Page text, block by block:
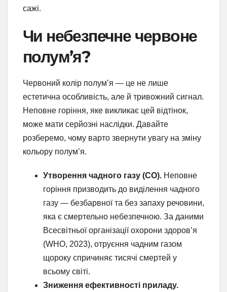
сажі.
Чи небезпечне червоне
полум’я?
Червоний колір полум’я — це не лише
естетична особливість, але й тривожний сигнал.
Неповне горіння, яке викликає цей відтінок,
може мати серйозні наслідки. Давайте
розберемо, чому варто звернути увагу на зміну
кольору полум’я.
Утворення чадного газу (CO). Неповне
горіння призводить до виділення чадного
газу — безбарвної та без запаху речовини,
яка є смертельно небезпечною. За даними
Всесвітньої організації охорони здоров’я
(WHO, 2023), отруєння чадним газом
щороку спричиняє тисячі смертей у
всьому світі.
Зниження ефективності приладу.